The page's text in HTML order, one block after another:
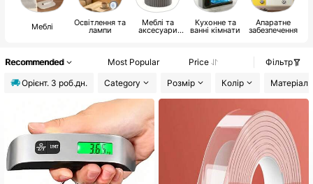
Меблі Освітлення та
лампи
Меблі та
аксесуари
Кухонне та
ванні кімнати
Апаратне
забезпечення
Recommended Most Popular Price
Фільтр
Орiєнт. 3 роб.дн.
Category Розмір Колір Матеріал